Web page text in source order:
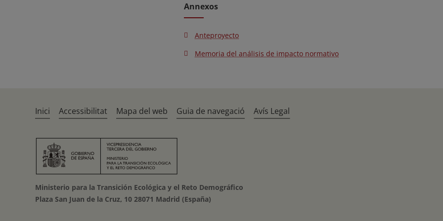
Annexos
Anteproyecto
Memoria del análisis de impacto normativo
Inici Accessibilitat Mapa del web Guia de navegació Avís Legal
Ministerio para la Transición Ecológica y el Reto Demográfico
Plaza San Juan de la Cruz, 10 28071 Madrid (España)